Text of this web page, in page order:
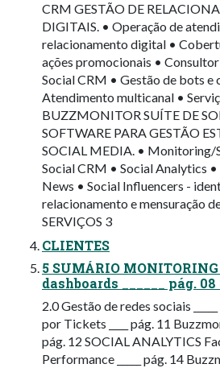
CRM GESTÃO DE
DIGITAIS. • Operação de
relacionamento digital •
ações promocionais •
Social CRM • Gestão de bots e
Atendimento multicanal •
BUZZMONITOR SUÍTE DE
SOFTWARE PARA GESTÃO
SOCIAL MEDIA. • Monitoring/
Social CRM • Social Analytics
News • Social Influencers -
relacionamento e mensuração
SERVIÇOS 3
CLIENTES
5 SUMÁRIO
dashboards ______ pág. 08
2.0 Gestão de redes sociais
por Tickets ____ pág. 11
pág. 12 SOCIAL ANALYTICS
Performance _____ pág. 14